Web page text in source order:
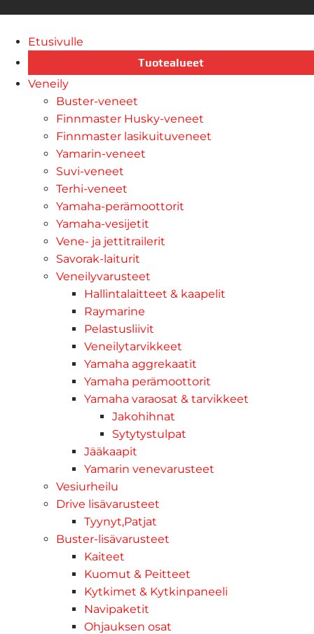
Etusivulle
Tuotealueet
Veneily
Buster-veneet
Finnmaster Husky-veneet
Finnmaster lasikuituveneet
Yamarin-veneet
Suvi-veneet
Terhi-veneet
Yamaha-perämoottorit
Yamaha-vesijetit
Vene- ja jettitrailerit
Savorak-laiturit
Veneilyvarusteet
Hallintalaitteet & kaapelit
Raymarine
Pelastusliivit
Veneilytarvikkeet
Yamaha aggrekaatit
Yamaha perämoottorit
Yamaha varaosat & tarvikkeet
Jakohihnat
Sytytystulpat
Jääkaapit
Yamarin venevarusteet
Vesiurheilu
Drive lisävarusteet
Tyynyt,Patjat
Buster-lisävarusteet
Kaiteet
Kuomut & Peitteet
Kytkimet & Kytkinpaneeli
Navipaketit
Ohjauksen osat